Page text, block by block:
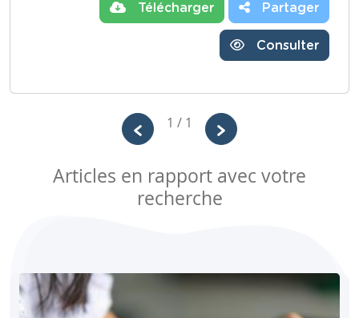
Télécharger Partager
Consulter
1 / 1
Articles en rapport avec votre
recherche